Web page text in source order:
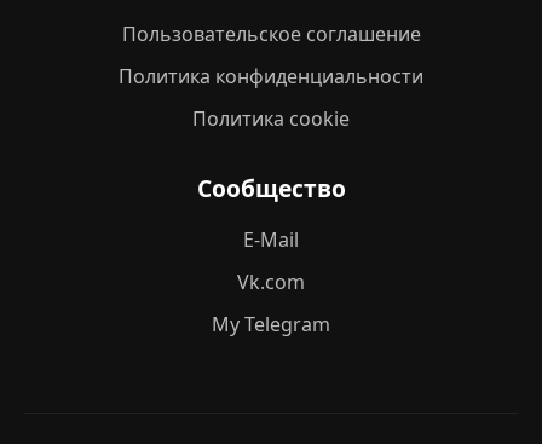
Пользовательское соглашение
Политика конфиденциальности
Политика cookie
Сообщество
E-Mail
Vk.com
My Telegram